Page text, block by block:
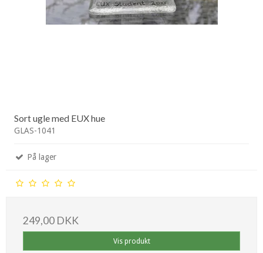
Sort ugle med EUX hue
GLAS-1041
På lager
249,00 DKK
Vis produkt